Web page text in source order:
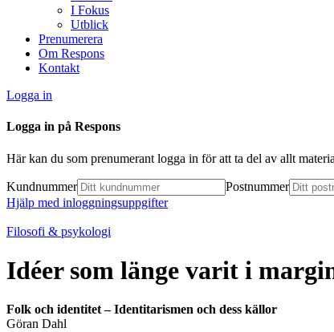
I Fokus
Utblick
Prenumerera
Om Respons
Kontakt
Logga in
Logga in på Respons
Här kan du som prenumerant logga in för att ta del av allt
Kundnummer
Postnummer
Hjälp med inloggningsuppgifter
Filosofi & psykologi
Idéer som länge varit i
Folk och identitet – Identitarismen och dess källor
Göran Dahl